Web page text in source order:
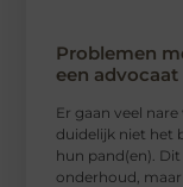
Problemen
een advocaat
Er gaan veel
duidelijk niet het
hun pand(en).
onderhoud,